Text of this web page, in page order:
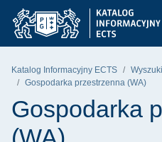
Przejdź do głównego menu
Przejdź do nawigacji
Przejdź do treści
Politechnika Gdańska -
Katalog Informacyjny ECTS
Gospodarka przestrzenna (WA)
Gospodarka